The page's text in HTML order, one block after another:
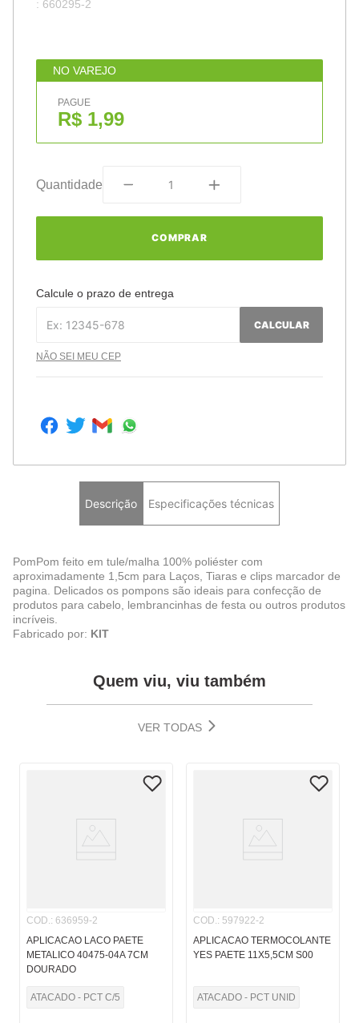
: 660295-2
NO VAREJO
PAGUE
R$ 1,99
Quantidade
COMPRAR
Calcule o prazo de entrega
CALCULAR
NÃO SEI MEU CEP
Descrição Especificações técnicas
PomPom feito em tule/malha 100% poliéster com
aproximadamente 1,5cm para Laços, Tiaras e clips marcador de
pagina. Delicados os pompons são ideais para confecção de
produtos para cabelo, lembrancinhas de festa ou outros produtos
incríveis.
Fabricado por: KIT
Quem viu, viu também
VER TODAS
COD.: 636959-2
APLICACAO LACO PAETE
METALICO 40475-04A 7CM
DOURADO
ATACADO - PCT C/5
COD.: 597922-2
APLICACAO TERMOCOLANTE
YES PAETE 11X5,5CM S00
ATACADO - PCT UNID
º fita